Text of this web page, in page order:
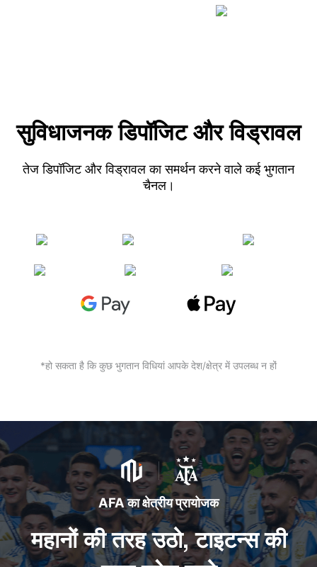
सुविधाजनक डिपॉजिट और विड्रावल
तेज डिपॉजिट और विड्रावल का समर्थन करने वाले कई भुगतान
चैनल।
*हो सकता है कि कुछ भुगतान विधियां आपके देश/क्षेत्र में उपलब्ध न हों
AFA का क्षेत्रीय प्रायोजक
महानों की तरह उठो, टाइटन्स की